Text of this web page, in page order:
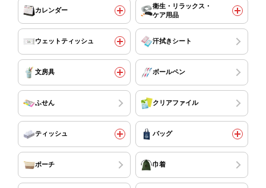
カレンダー
衛生・リラックス・
ケア用品
ウェットティッシュ 汗拭きシート
文房具 ボールペン
ふせん クリアファイル
ティッシュ バッグ
ポーチ 巾着